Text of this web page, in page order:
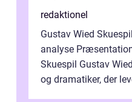
redaktionel
Gustav Wied
analyse
Skuespil Gustav
og dramatiker, der